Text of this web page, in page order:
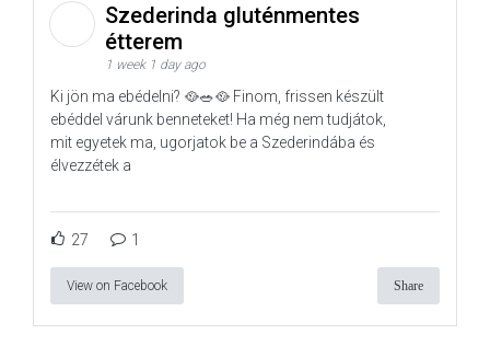
Szederinda gluténmentes
étterem
1 week 1 day ago
Ki jön ma ebédelni? 🥘🥗🥘 Finom, frissen készült
ebéddel várunk benneteket! Ha még nem tudjátok,
mit egyetek ma, ugorjatok be a Szederindába és
élvezzétek a
27 1
View on Facebook Share